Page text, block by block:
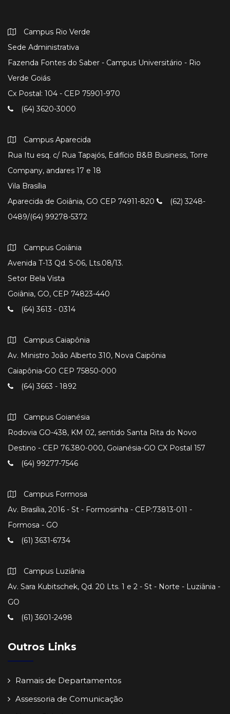
Campus Rio Verde
Sede Administrativa
Fazenda Fontes do Saber - Campus Universitário - Rio
Verde Goiás
Cx Postal: 104 - CEP 75901-970
(64) 3620-3000
Campus Aparecida
Rua Itu esq. c/ Rua Tapajós, Edifício B&B Business, Torre
Company, andares 17 e 18
Vila Brasília
Aparecida de Goiânia, GO CEP 74911-820
(62) 3248-
0489/(64) 99278-5372
Campus Goiânia
Avenida T-13 Qd. S-06, Lts.08/13.
Setor Bela Vista
Goiânia, GO, CEP 74823-440
(64) 3613 - 0314
Campus Caiapônia
Av. Ministro João Alberto 310, Nova Caipônia
Caiapônia-GO CEP 75850-000
(64) 3663 - 1892
Campus Goianésia
Rodovia GO-438, KM 02, sentido Santa Rita do Novo
Destino - CEP 76.380-000, Goianésia-GO CX Postal 157
(64) 99277-7546
Campus Formosa
Av. Brasília, 2016 - St - Formosinha - CEP:73813-011 -
Formosa - GO
(61) 3631-6734
Campus Luziânia
Av. Sara Kubitschek, Qd. 20 Lts. 1 e 2 - St - Norte - Luziânia -
GO
(61) 3601-2498
Outros Links
Ramais de Departamentos
Assessoria de Comunicação